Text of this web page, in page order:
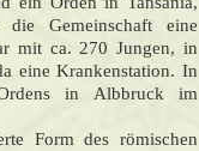
Gemeinschaft eine
mit ca. 270 Jungen, in
eine Krankenstation. In
in Albbruck im
Form des römischen